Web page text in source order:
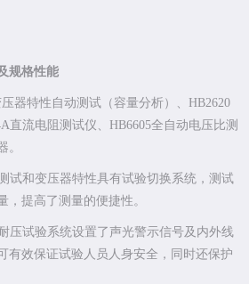
规格性能
器特性自动测试（容量分析）、HB2620
直流电阻测试仪、HB6605全自动电压比测
。
试和变压器特性具有试验切换系统，测试
，提高了测量的便捷性。
压试验系统设置了声光警示信号及内外线
有效保证试验人员人身安全，同时还保护